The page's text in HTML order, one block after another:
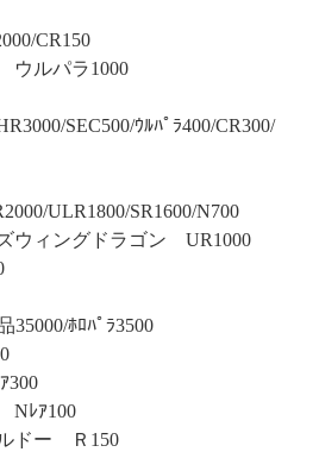
CR150
ウルパラ1000
SEC500/ｳﾙﾊﾟﾗ400/CR300/
ULR1800/SR1600/N700
ウィングドラゴン UR1000
ﾎﾛﾊﾟﾗ3500
300
Nﾚｱ100
ドー Ｒ150